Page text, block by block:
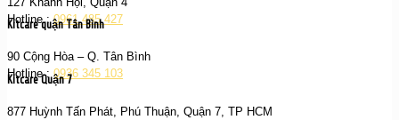
Hotline :0961 485 427
Kitcare quận Tân Bình
90 Cộng Hòa – Q. Tân Bình
Hotline :0936 345 103
Kitcare Quận 7
877 Huỳnh Tấn Phát, Phú Thuận, Quận 7, TP HCM